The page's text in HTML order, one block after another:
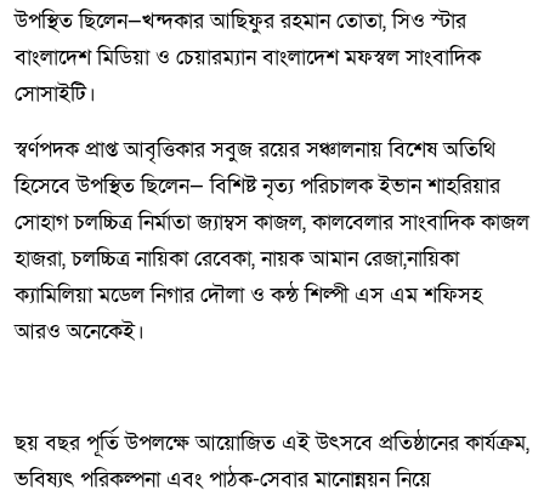
উপস্থিত ছিলেন—খন্দকার আছিফুর রহমান তোতা, সিও স্টার
বাংলাদেশ মিডিয়া ও চেয়ারম্যান বাংলাদেশ মফস্বল সাংবাদিক
সোসাইটি।
স্বর্ণপদক প্রাপ্ত আবৃত্তিকার সবুজ রয়ের সঞ্চালনায় বিশেষ অতিথি
হিসেবে উপস্থিত ছিলেন— বিশিষ্ট নৃত্য পরিচালক ইভান শাহরিয়ার
সোহাগ চলচ্চিত্র নির্মাতা জ্যাম্বস কাজল, কালবেলার সাংবাদিক কাজল
হাজরা, চলচ্চিত্র নায়িকা রেবেকা, নায়ক আমান রেজা,নায়িকা
ক্যামিলিয়া মডেল নিগার দৌলা ও কন্ঠ শিল্পী এস এম শফিসহ
আরও অনেকেই।
ছয় বছর পূর্তি উপলক্ষে আয়োজিত এই উৎসবে প্রতিষ্ঠানের কার্যক্রম,
ভবিষ্যৎ পরিকল্পনা এবং পাঠক-সেবার মানোন্নয়ন নিয়ে